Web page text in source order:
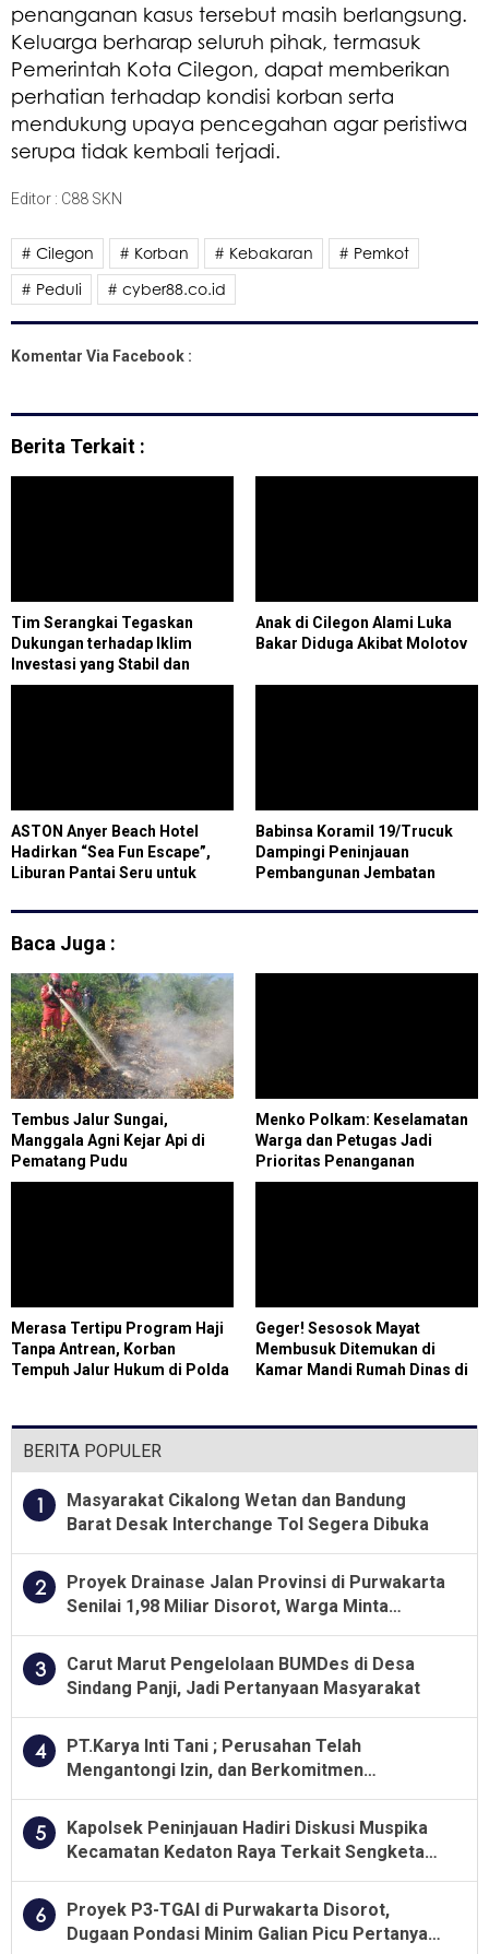
penanganan kasus tersebut masih berlangsung.
Keluarga berharap seluruh pihak, termasuk
Pemerintah Kota Cilegon, dapat memberikan
perhatian terhadap kondisi korban serta
mendukung upaya pencegahan agar peristiwa
serupa tidak kembali terjadi.
Editor : C88 SKN
# Cilegon # Korban # Kebakaran
# Pemkot
# Peduli
# cyber88.co.id
Komentar Via Facebook :
Berita Terkait :
Tim Serangkai Tegaskan
Dukungan terhadap Iklim
Investasi yang Stabil dan
Inklusif di Cilegon
Anak di Cilegon Alami Luka
Bakar Diduga Akibat Molotov
ASTON Anyer Beach Hotel
Hadirkan “Sea Fun Escape”,
Liburan Pantai Seru untuk
Babinsa Koramil 19/Trucuk
Dampingi Peninjauan
Pembangunan Jembatan
Baca Juga :
Tembus Jalur Sungai,
Manggala Agni Kejar Api di
Pematang Pudu
Menko Polkam: Keselamatan
Warga dan Petugas Jadi
Prioritas Penanganan
Karhutla
Merasa Tertipu Program Haji
Tanpa Antrean, Korban
Tempuh Jalur Hukum di Polda
Geger! Sesosok Mayat
Membusuk Ditemukan di
Kamar Mandi Rumah Dinas di
BERITA POPULER
1
Masyarakat Cikalong Wetan dan Bandung
Barat Desak Interchange Tol Segera Dibuka
2
Proyek Drainase Jalan Provinsi di Purwakarta
Senilai 1,98 Miliar Disorot, Warga Minta
3
Carut Marut Pengelolaan BUMDes di Desa
Sindang Panji, Jadi Pertanyaan Masyarakat
4
PT.Karya Inti Tani ; Perusahan Telah
Mengantongi Izin, dan Berkomitmen
5
Kapolsek Peninjauan Hadiri Diskusi Muspika
Kecamatan Kedaton Raya Terkait Sengketa
6
Proyek P3-TGAI di Purwakarta Disorot,
Dugaan Pondasi Minim Galian Picu Pertanyaan